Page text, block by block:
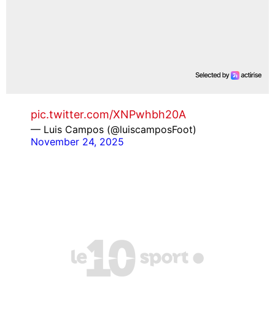
pic.twitter.com/XNPwhbh20A
— Luis Campos (@luiscamposFoot)
November 24, 2025